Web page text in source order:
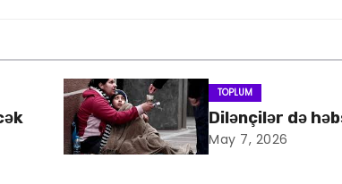
TOPLUM
Dilənçilər də
May 7, 2026